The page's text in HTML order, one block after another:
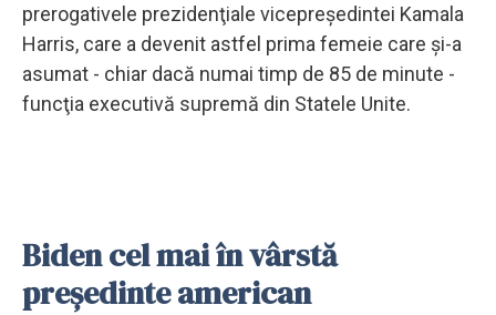
prerogativele prezidenţiale vicepreşedintei Kamala
Harris, care a devenit astfel prima femeie care şi-a
asumat - chiar dacă numai timp de 85 de minute -
funcţia executivă supremă din Statele Unite.
Biden cel mai în vârstă
preşedinte american